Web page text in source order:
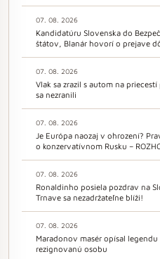
07. 08. 2026
Kandidatúru Slovenska do
štátov, Blanár hovorí o prejave
07. 08. 2026
Vlak sa zrazil s autom na
sa nezranili
07. 08. 2026
Je Európa naozaj v ohrození?
o konzervatívnom Rusku –
07. 08. 2026
Ronaldinho posiela pozdrav na
Trnave sa nezadržateľne blíži!
07. 08. 2026
Maradonov masér opísal
rezignovanú osobu